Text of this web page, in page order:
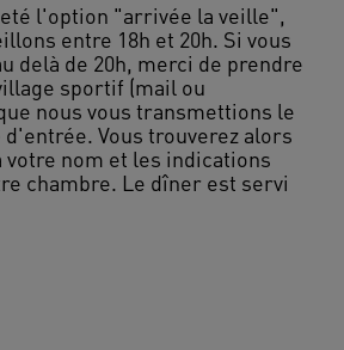
l'option "arrivée la veille",
entre 18h et 20h. Si vous
delà de 20h, merci de prendre
sportif (mail ou
nous vous transmettions le
Vous trouverez alors
votre nom et les indications
chambre. Le dîner est servi